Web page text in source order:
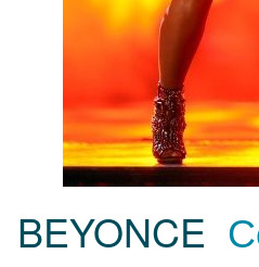
BEYONCE